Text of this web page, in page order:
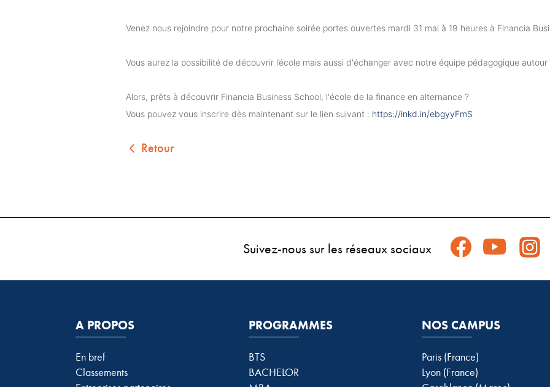
Venez nous rejoindre pour notre prochaine soirée portes ouvertes mardi 31 mai à 19 heures à Financia
Vous aurez la possibilité de découvrir l’école mais aussi d'échanger avec notre équipe pédagogique
Alors, prêts à découvrir Financia Business School, l'école de la finance en alternance ?
Vous pouvez vous inscrire dès maintenant sur le lien suivant : https://lnkd.in/ebgyyFmS
Retour
Suivez-nous sur les réseaux sociaux
A PROPOS
En bref
Classements
PROGRAMMES
BTS
BACHELOR
NOS CAMPUS
Paris (France)
Lyon (France)